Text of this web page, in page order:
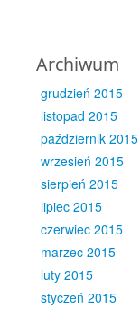
Archiwum
grudzień 2015
listopad 2015
październik 2015
wrzesień 2015
sierpień 2015
lipiec 2015
czerwiec 2015
marzec 2015
luty 2015
styczeń 2015